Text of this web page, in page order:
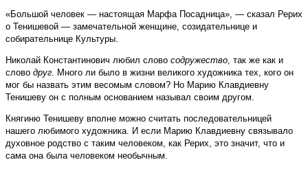
«Большой человек — настоящая Марфа Посадница», — сказал Рерих
о Тенишевой — замечательной женщине, созидательнице и
собирательнице Культуры.
Николай Константинович любил слово содружество, так же как и
слово друг. Много ли было в жизни великого художника тех, кого он
мог бы назвать этим весомым словом? Но Марию Клавдиевну
Тенишеву он с полным основанием называл своим другом.
Княгиню Тенишеву вполне можно считать последовательницей
нашего любимого художника. И если Марию Клавдиевну связывало
духовное родство с таким человеком, как Рерих, это значит, что и
сама она была человеком необычным.